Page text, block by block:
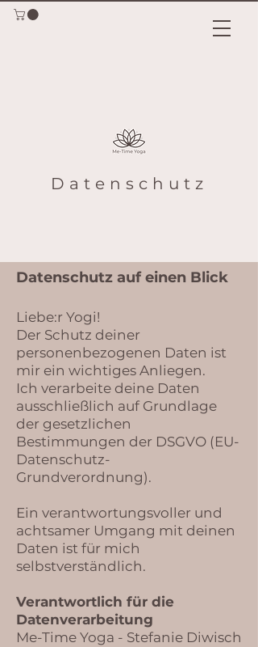
Datenschutz
Datenschutz auf einen Blick
Liebe:r Yogi!
Der Schutz deiner
personenbezogenen Daten ist
mir ein wichtiges Anliegen.
Ich verarbeite deine Daten
ausschließlich auf Grundlage
der gesetzlichen
Bestimmungen der DSGVO (EU-
Datenschutz-
Grundverordnung).
Ein verantwortungsvoller und
achtsamer Umgang mit deinen
Daten ist für mich
selbstverständlich.
Verantwortlich für die
Datenverarbeitung
Me-Time Yoga - Stefanie Diwisch